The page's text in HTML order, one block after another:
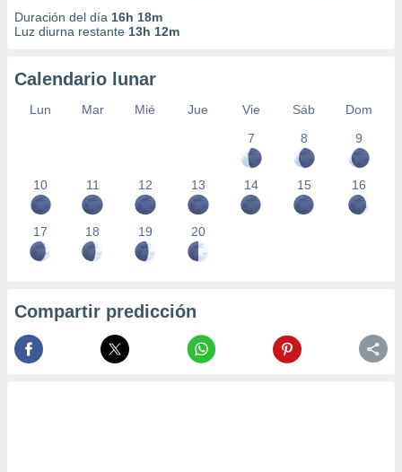
Duración del día 16h 18m
Luz diurna restante 13h 12m
Calendario lunar
Lun Mar Mié Jue Vie Sáb
Dom
7
8 9
10 11 12 13 14 15 16
17 18 19 20
Compartir predicción